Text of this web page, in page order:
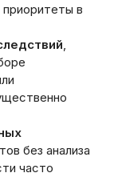
в
,
без анализа
часто